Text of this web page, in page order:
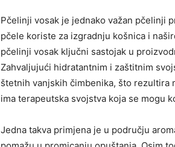
Pčelinji vosak je jednako važan pčelinji
pčele koriste za izgradnju košnica i
pčelinji vosak ključni sastojak u
Zahvaljujući hidratantnim i zaštitnim
štetnih vanjskih čimbenika, što rezultira
ima terapeutska svojstva koja se mogu
Jedna takva primjena je u području